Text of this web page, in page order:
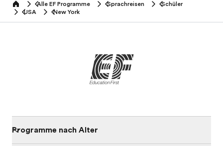
home Alle EF Programme Sprachreisen
Schüler
USA
New York
Programme nach Alter